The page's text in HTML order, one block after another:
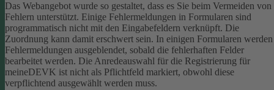
Das Webangebot wurde so gestaltet, dass es Sie beim Vermeiden von
Fehlern unterstützt. Einige Fehlermeldungen in Formularen sind
programmatisch nicht mit den Eingabefeldern verknüpft. Die
Zuordnung kann damit erschwert sein. In einigen Formularen werden
Fehlermeldungen ausgeblendet, sobald die fehlerhaften Felder
bearbeitet werden. Die Anredeauswahl für die Registrierung für
meineDEVK ist nicht als Pflichtfeld markiert, obwohl diese
verpflichtend ausgewählt werden muss.